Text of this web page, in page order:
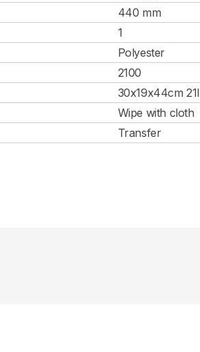
440 mm
1
Polyester
2100
30x19x44cm 21l
Wipe with cloth
Transfer